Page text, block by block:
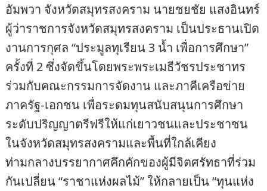
อัมพวา จังหวัดสมุทรสงคราม นายชยชัย แสงอินทร์
ผู้ว่าราชการจังหวัดสมุทรสงคราม เป็นประธานเปิด
งานการกุศล “ประมูลทุเรียน 3 น้ำ เพื่อการศึกษา”
ครั้งที่ 2 ซึ่งจัดขึ้นโดยพระพระเมธีวัชรประชาทร
ร่วมกับคณะกรรมการจัดงาน และภาคีเครือข่าย
ภาครัฐ-เอกชน เพื่อระดมทุนสนับสนุนการศึกษา
ระดับปริญญาตรีฟรีให้แก่เยาวชนและประชาชน
ในจังหวัดสมุทรสงครามและพื้นที่ใกล้เคียง
ท่ามกลางบรรยากาศคึกคักของผู้มีจิตศรัทธาที่ร่วม
กันเปลี่ยน “ราชาแห่งผลไม้” ให้กลายเป็น “ทุนแห่ง